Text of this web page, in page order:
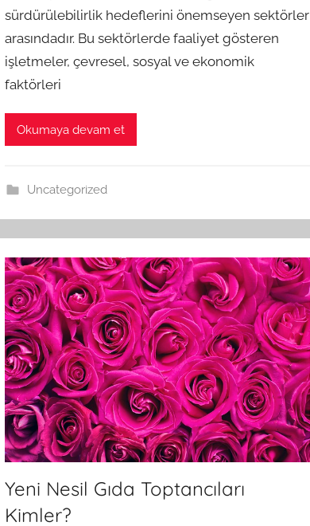
sürdürülebilirlik hedeflerini önemseyen sektörler
arasındadır. Bu sektörlerde faaliyet gösteren
işletmeler, çevresel, sosyal ve ekonomik
faktörleri
Okumaya devam et
Uncategorized
Yeni Nesil Gıda Toptancıları
Kimler?